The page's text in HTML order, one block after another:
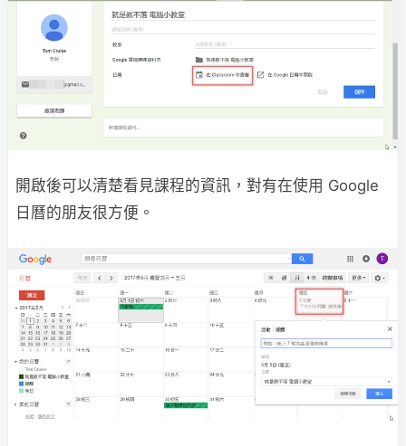
開啟後可以清楚看見課程的資訊，對有在使用 Google
日曆的朋友很方便。